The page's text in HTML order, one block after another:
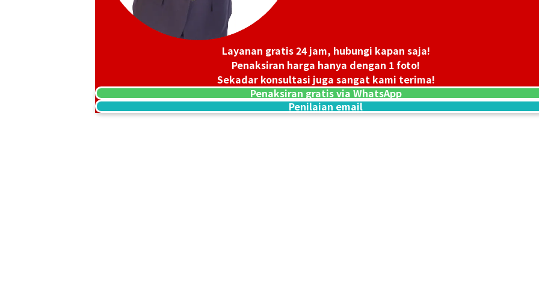
18K gold (K18) Kihei ring
3,4g
Referensi Harga Buyback
18K gold (K18)
3,2g
Referensi Harga
Layanan gratis 24 jam, hubungi kapan saja!
Penaksiran harga hanya dengan 1 foto!
Sekadar konsultasi juga sangat kami terima!
Penaksiran gratis via WhatsApp
Penilaian email